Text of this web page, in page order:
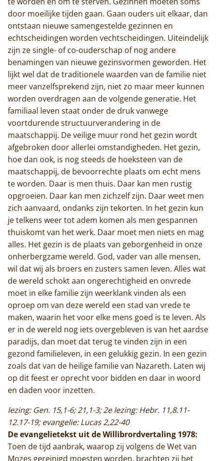
Home
Trappisten
De abdij
Actueel
Monnik worden
Contact
door moeilijke tijden gaan. Gaan ouders uit elkaar, dan
ontstaan nieuwe samengestelde gezinnen en
echtscheidingen worden vechtscheidingen. Uiteindelijk
zijn ze single- of co-ouderschap of nog andere
benamingen van nieuwe gezinsvormen geworden. Het
lijkt wel dat de traditionele waarden van de familie niet
meer vanzelfsprekend zijn, niet zo maar meer kunnen
worden overdragen aan de volgende generatie. Het
familiaal leven staat onder de druk vanwege
voortdurende structuurverandering in de
maatschappij. De veilige muur rond het gezin wordt
afgebroken door allerlei omstandigheden. Het gezin,
hoe dan ook, is nog steeds de hoeksteen van de
maatschappij, de bevoorrechte plaats om echt mens
te worden. Daar is men thuis. Daar kan men rustig
opgroeien. Daar kan men zichzelf zijn. Daar weet men
zich aanvaard, ondanks zijn tekorten. In het gezin kun
je telkens weer tot adem komen als men gespannen
thuiskomt van het werk. Daar moet men niets en mag
alles. Het gezin is de plaats van geborgenheid in onze
onherbergzame wereld. God, vader van alle mensen,
wil dat wij als broers en zusters samen leven. Alles wat
de wereld schokt aan ongerechtigheid en onvrede
moet in elke familie zijn weerklank vinden als een
oproep om van deze wereld een stad van vrede te
maken, waarin het voor elke mens goed is te leven. Als
er in de wereld nog iets overgebleven is van het aardse
paradijs, dan moet dat terug te vinden zijn in een
gezond familieleven, in een gelukkig gezin. In een gezin
zoals dat van de heilige familie van Nazareth. Laten wij
op dit feest er oprecht voor bidden en daar in woord
en daden voor inzetten.
lezing: Gen. 15,1-6; 21,1-3; 2e lezing: Hebr. 11,8.11-
12.17-19; evangelie: Lucas 2,22-40
De evangelietekst uit de Willibrordvertaling 1978:
Toen de tijd aanbrak, waarop zij volgens de Wet van
Mozes gereinigd moesten worden, brachten zij het